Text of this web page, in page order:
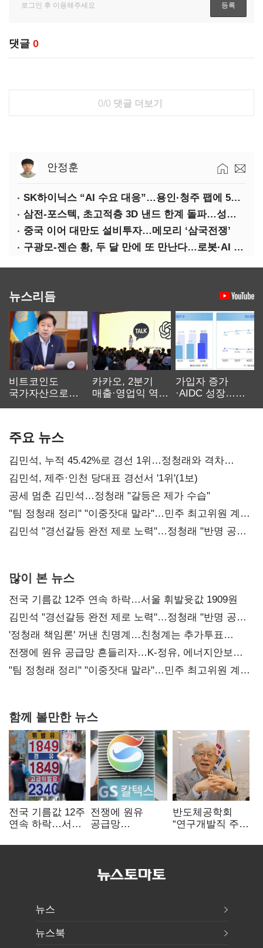
댓글 0
0/0 댓글 더보기
안정훈
SK하이닉스 “AI 수요 대응”…용인·청주 팹에 54조 투자
삼전-포스텍, 초고적층 3D 낸드 한계 돌파…성능·전력효율 개선
중국 이어 대만도 설비투자…메모리 ‘삼국전쟁’
구광모-젠슨 황, 두 달 만에 또 만난다…로봇·AI 등 논의
뉴스리듬
비트코인도
국가자산으로…'
카카오, 2분기
매출·영업익 역대
가입자 증가
·AIDC 성장…
주요 뉴스
김민석, 누적 45.42%로 경선 1위…정청래와 격차
0.86%p(2보)
김민석, 제주·인천 당대표 경선서 '1위'(1보)
공세 멈춘 김민석…정청래 "갈등은 제가 수습"
"팀 정청래 정리" "이중잣대 말라"…민주 최고위원 계파
다툼 격화
김민석 "경선갈등 완전 제로 노력"…정청래 "반명 공세
많이 본 뉴스
전국 기름값 12주 연속 하락…서울 휘발윳값 1909원
김민석 "경선갈등 완전 제로 노력"…정청래 "반명 공세
사과부터"
'정청래 책임론' 꺼낸 친명계…친청계는 추가투표
때리기
전쟁에 원유 공급망 흔들리자…K-정유, 에너지안보
핵심으로 재부상
"팀 정청래 정리" "이중잣대 말라"…민주 최고위원 계파
함께 볼만한 뉴스
전국 기름값 12주
연속 하락…서울
전쟁에 원유
공급망
정유, 에너지안보
반도체공학회
“연구개발직 주
개선해야”
뉴스
뉴스북